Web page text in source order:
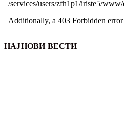
НАЈНОВИ ВЕСТИ